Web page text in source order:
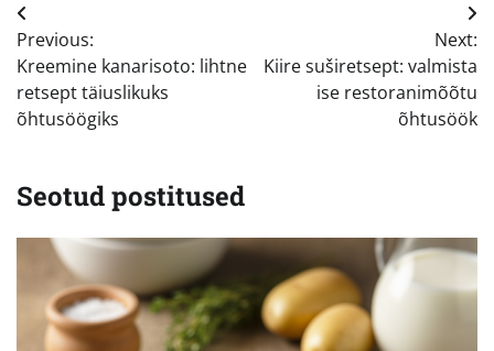
Navigeerimine
Previous:
Kreemine kanarisoto: lihtne
retsept täiuslikuks
õhtusöögiks
Next:
Kiire suširetsept: valmista
ise restoranimõõtu
õhtusöök
Seotud postitused